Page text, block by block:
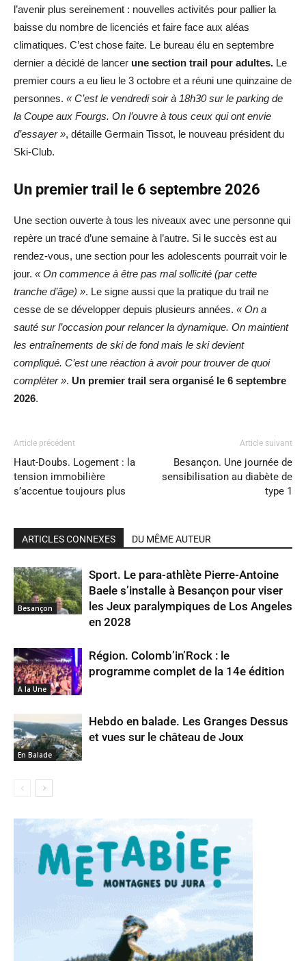
l’avenir plus sereinement : nouvelles activités pour pallier la
baisse du nombre de licenciés et faire face aux aléas
climatiques. C’est chose faite. Le bureau élu en septembre
dernier a décidé de lancer une section trail pour adultes. Le
premier cours a eu lieu le 3 octobre et a réuni une quinzaine de
personnes. « C’est le vendredi soir à 18h30 sur le parking de
la Coupe aux Fourgs. On l’ouvre à tous ceux qui ont envie
d’essayer », détaille Germain Tissot, le nouveau président du
Ski-Club.
Un premier trail le 6 septembre 2026
Une section ouverte à tous les niveaux avec une personne qui
repère un tracé d’une semaine à l’autre. Si le succès est au
rendez-vous, une section pour les adolescents pourrait voir le
jour. « On commence à être pas mal sollicité (par cette
tranche d’âge) ». Le signe aussi que la pratique du trail ne
cesse de se développer depuis plusieurs années. « On a
sauté sur l’occasion pour relancer la dynamique. On maintient
les entraînements de ski de fond mais le ski devient
compliqué. C’est une réaction à avoir pour trouver de quoi
compléter ». Un premier trail sera organisé le 6 septembre
2026.
Article précédent
Haut-Doubs. Logement : la
tension immobilière
s’accentue toujours plus
Article suivant
Besançon. Une journée de
sensibilisation au diabète de
type 1
ARTICLES CONNEXES DU MÊME AUTEUR
Besançon
Sport. Le para-athlète Pierre-Antoine
Baele s’installe à Besançon pour viser
les Jeux paralympiques de Los Angeles
en 2028
A la Une
Région. Colomb’in’Rock : le
programme complet de la 14e édition
En Balade
Hebdo en balade. Les Granges Dessus
et vues sur le château de Joux